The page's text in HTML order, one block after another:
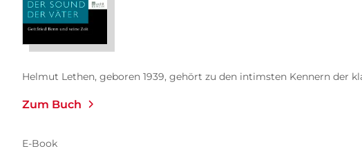
Helmut Lethen, geboren 1939, gehört zu den intimsten Kennern der
Zum Buch
E-Book